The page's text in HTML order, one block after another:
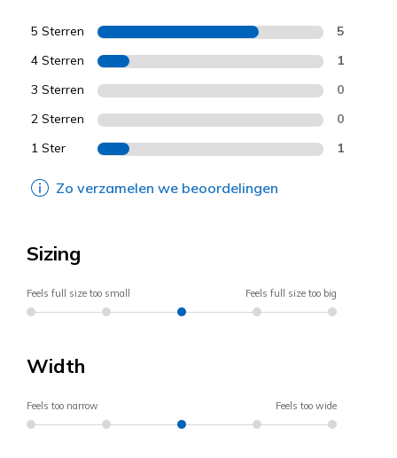
5 Sterren 5
4 Sterren 1
3 Sterren 0
2 Sterren 0
1 Ster 1
Zo verzamelen we beoordelingen
Sizing
Feels full size too small Feels full size too big
Width
Feels too narrow Feels too wide